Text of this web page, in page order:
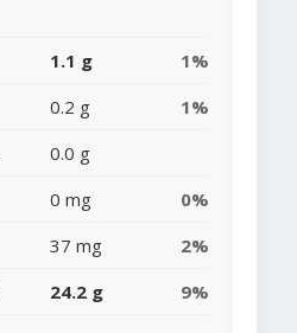
1.1 g
1%
0.2 g
1%
0.0 g
0 mg
0%
37 mg
2%
24.2 g
9%